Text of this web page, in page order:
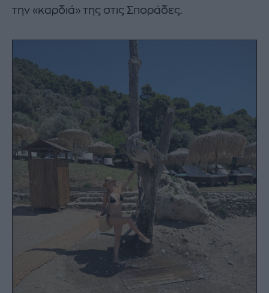
την «καρδιά» της στις Σποράδες.